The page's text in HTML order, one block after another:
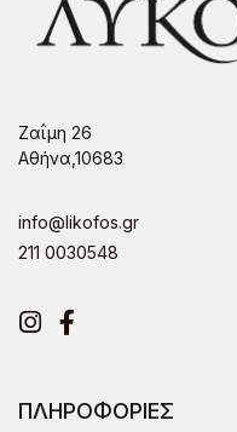
Ζαΐμη 26
Αθήνα,10683
info@likofos.gr
211 0030548
Instagram
Facebook
ΠΛΗΡΟΦΟΡΙΕΣ